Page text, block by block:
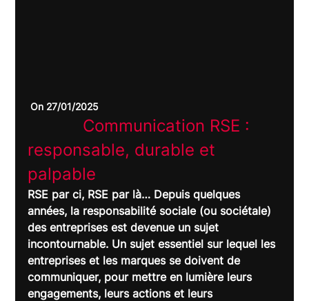
On 27/01/2025
responsable, durable et
RSE par ci, RSE par là… Depuis quelques
années, la responsabilité sociale (ou sociétale)
des entreprises est devenue un sujet
incontournable. Un sujet essentiel sur lequel les
entreprises et les marques se doivent de
communiquer, pour mettre en lumière leurs
engagements, leurs actions et leurs